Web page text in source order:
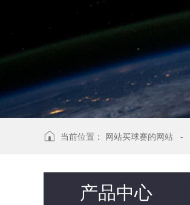
当前位置： 网站买球赛的网站 -
产品中心